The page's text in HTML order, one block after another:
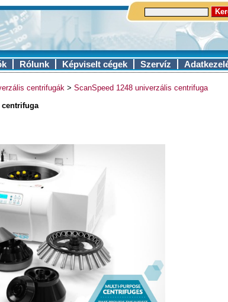
Rólunk Képviselt cégek Szervíz
centrifugák > ScanSpeed 1248 univerzális centrifuga
centrifuga